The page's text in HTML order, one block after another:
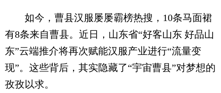
如今，曹县汉服屡屡霸榜热搜，10条马面裙
有8条来自曹县。近日，山东省“好客山东 好品山
东”云端推介将再次赋能汉服产业进行“流量变
现”。这些背后，其实隐藏了“宇宙曹县”对梦想的
孜孜以求。